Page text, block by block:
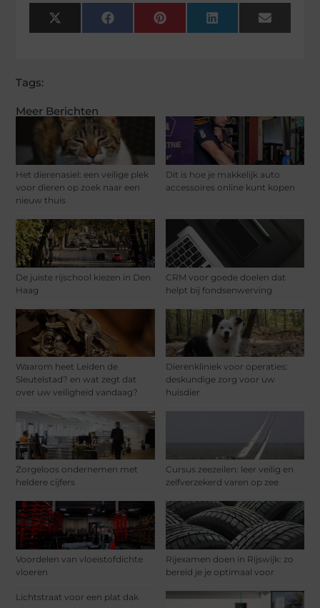
Meer Berichten
Het dierenasiel: een veilige plek
voor dieren op zoek naar een
nieuw thuis
Dit is hoe je makkelijk auto
accessoires online kunt kopen
De juiste rijschool kiezen in Den
Haag
CRM voor goede doelen dat
helpt bij fondsenwerving
Waarom heet Leiden de
Sleutelstad? en wat zegt dat
over uw veiligheid vandaag?
Dierenkliniek voor operaties:
deskundige zorg voor uw
huisdier
Zorgeloos ondernemen met
heldere cijfers
Cursus zeezeilen: leer veilig en
zelfverzekerd varen op zee
Voordelen van vloeistofdichte
vloeren
Rijexamen doen in Rijswijk: zo
bereid je je optimaal voor
Lichtstraat voor een plat dak
X
(Twitter)
FacebookPinterest LinkedIn Email
Tags: